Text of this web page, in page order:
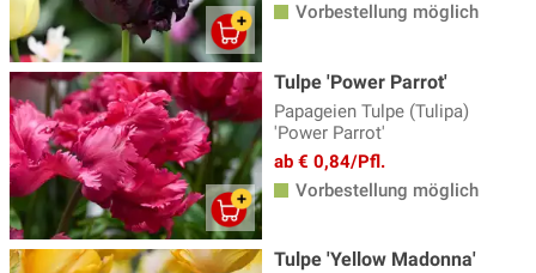
Vorbestellung möglich
Tulpe 'Power Parrot'
Papageien Tulpe (Tulipa)
'Power Parrot'
ab € 0,84/Pfl.
Vorbestellung möglich
Tulpe 'Yellow Madonna'